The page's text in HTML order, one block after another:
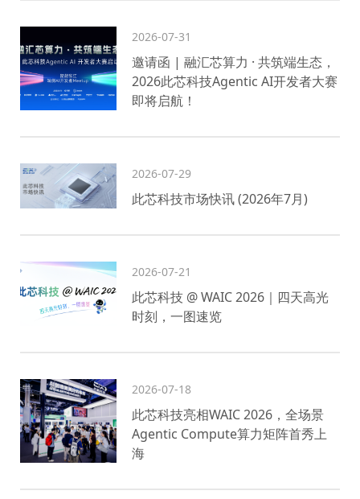
2026-07-31
邀请函 | 融汇芯算力 · 共筑端生态，
2026此芯科技Agentic AI开发者大赛
即将启航！
2026-07-29
此芯科技市场快讯 (2026年7月)
2026-07-21
此芯科技 @ WAIC 2026｜四天高光
时刻，一图速览
2026-07-18
此芯科技亮相WAIC 2026，全场景
Agentic Compute算力矩阵首秀上
海